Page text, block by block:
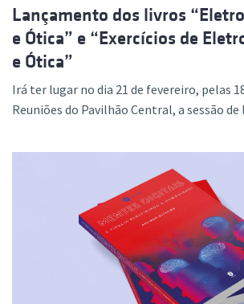
Lançamento dos livros
e Ótica” e “Exercícios de
e Ótica”
Irá ter lugar no dia 21 de fevereiro, pelas
Reuniões do Pavilhão Central, a sessão